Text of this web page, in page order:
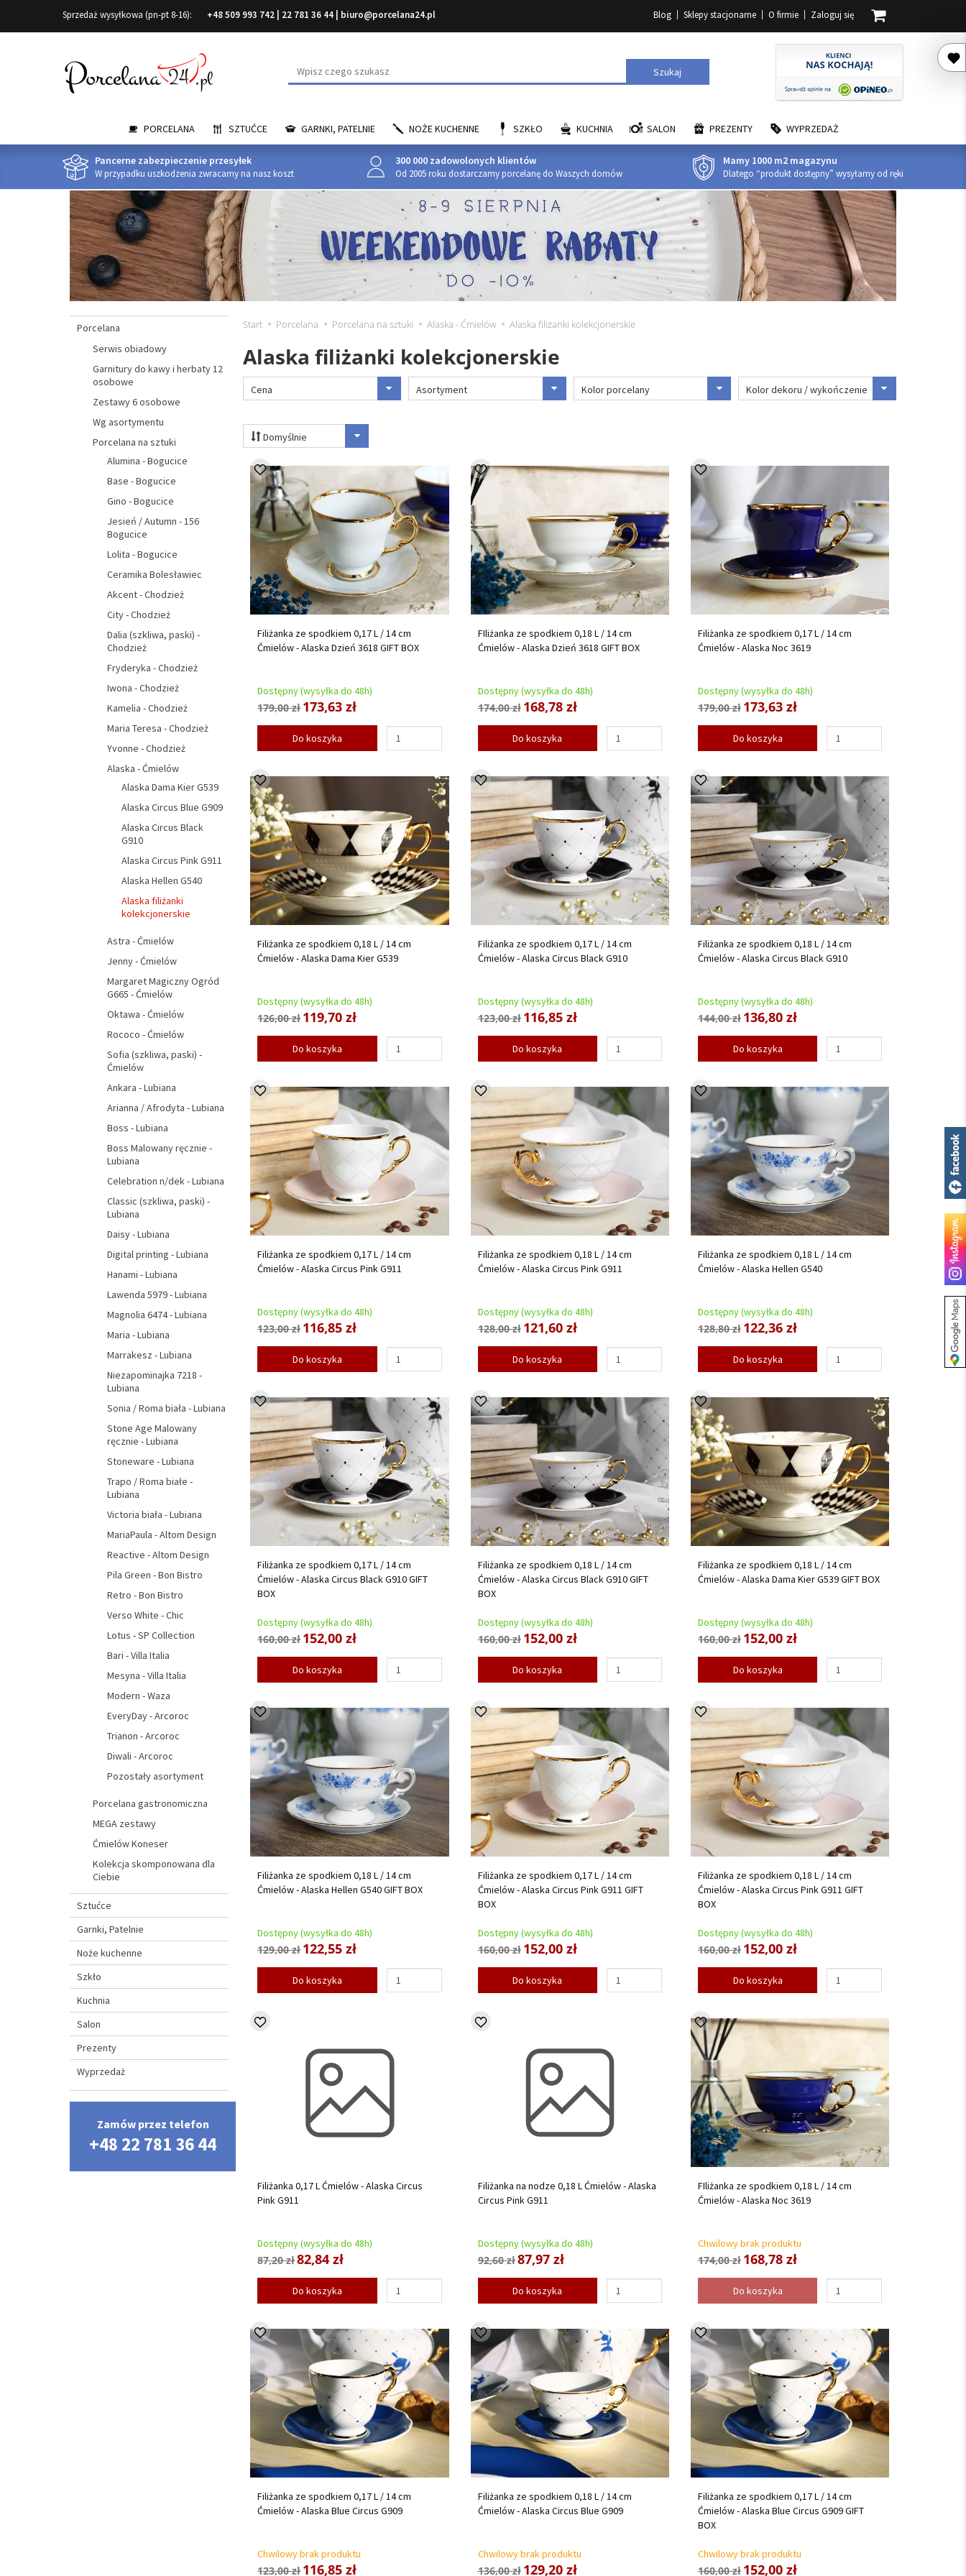
Sprzedaż wysyłkowa (pn-pt 8-16): +48 509 993 742 22 781 36 44 biuro@porcelana24.pl Blog Sklepy stacjonarne O firmie Zaloguj się
Wyszukaj Szukaj
PORCELANA SZTUĆCE GARNKI, PATELNIE NOŻE KUCHENNE SZKŁO KUCHNIA SALON PREZENTY WYPRZEDAŻ
Pancerne zabezpieczenie przesyłek
W przypadku uszkodzenia zwracamy na nasz koszt
300 000 zadowolonych klientów
Od 2005 roku dostarczamy porcelanę do Waszych domów
Mamy 1000 m2 magazynu
Dlatego “produkt dostępny” wysyłamy od ręki
Start Porcelana Porcelana na sztuki Alaska - Ćmielów Alaska filiżanki kolekcjonerskie
Alaska filiżanki kolekcjonerskie
Cena Asortyment Kolor porcelany Kolor dekoru / wykończenie
Domyślnie
Filiżanka ze spodkiem 0,17 L / 14 cm
Ćmielów - Alaska Dzień 3618 GIFT BOX
Dostępny (wysyłka do 48h)
179,00 zł173,63 zł
Do koszyka
FIliżanka ze spodkiem 0,18 L / 14 cm
Ćmielów - Alaska Dzień 3618 GIFT BOX
Dostępny (wysyłka do 48h)
174,00 zł 168,78 zł
Do koszyka
Filiżanka ze spodkiem 0,17 L / 14 cm
Ćmielów - Alaska Noc 3619
Dostępny (wysyłka do 48h)
179,00 zł 173,63 zł
Do koszyka
Filiżanka ze spodkiem 0,18 L / 14 cm
Ćmielów - Alaska Dama Kier G539
Dostępny (wysyłka do 48h)
126,00 zł119,70 zł
Do koszyka
Filiżanka ze spodkiem 0,17 L / 14 cm
Ćmielów - Alaska Circus Black G910
Dostępny (wysyłka do 48h)
123,00 zł 116,85 zł
Do koszyka
Filiżanka ze spodkiem 0,18 L / 14 cm
Ćmielów - Alaska Circus Black G910
Dostępny (wysyłka do 48h)
144,00 zł 136,80 zł
Do koszyka
Filiżanka ze spodkiem 0,17 L / 14 cm
Ćmielów - Alaska Circus Pink G911
Dostępny (wysyłka do 48h)
123,00 zł116,85 zł
Do koszyka
Filiżanka ze spodkiem 0,18 L / 14 cm
Ćmielów - Alaska Circus Pink G911
Dostępny (wysyłka do 48h)
128,00 zł 121,60 zł
Do koszyka
Filiżanka ze spodkiem 0,18 L / 14 cm
Ćmielów - Alaska Hellen G540
Dostępny (wysyłka do 48h)
128,80 zł 122,36 zł
Do koszyka
Filiżanka ze spodkiem 0,17 L / 14 cm
Ćmielów - Alaska Circus Black G910 GIFT
BOX
Dostępny (wysyłka do 48h)
160,00 zł152,00 zł
Do koszyka
Filiżanka ze spodkiem 0,18 L / 14 cm
Ćmielów - Alaska Circus Black G910 GIFT
BOX
Dostępny (wysyłka do 48h)
160,00 zł 152,00 zł
Do koszyka
Filiżanka ze spodkiem 0,18 L / 14 cm
Ćmielów - Alaska Dama Kier G539 GIFT BOX
Dostępny (wysyłka do 48h)
160,00 zł 152,00 zł
Do koszyka
Filiżanka ze spodkiem 0,18 L / 14 cm
Ćmielów - Alaska Hellen G540 GIFT BOX
Dostępny (wysyłka do 48h)
129,00 zł122,55 zł
Do koszyka
Filiżanka ze spodkiem 0,17 L / 14 cm
Ćmielów - Alaska Circus Pink G911 GIFT
BOX
Dostępny (wysyłka do 48h)
160,00 zł 152,00 zł
Do koszyka
Filiżanka ze spodkiem 0,18 L / 14 cm
Ćmielów - Alaska Circus Pink G911 GIFT
BOX
Dostępny (wysyłka do 48h)
160,00 zł 152,00 zł
Do koszyka
Filiżanka 0,17 L Ćmielów - Alaska Circus
Pink G911
Dostępny (wysyłka do 48h)
87,20 zł82,84 zł
Do koszyka
Filiżanka na nodze 0,18 L Ćmielów - Alaska
Circus Pink G911
Dostępny (wysyłka do 48h)
92,60 zł87,97 zł
Do koszyka
FIliżanka ze spodkiem 0,18 L / 14 cm
Ćmielów - Alaska Noc 3619
Chwilowy brak produktu
174,00 zł 168,78 zł
Do koszyka
Filiżanka ze spodkiem 0,17 L / 14 cm
Ćmielów - Alaska Blue Circus G909
Chwilowy brak produktu
123,00 zł116,85 zł
Filiżanka ze spodkiem 0,18 L / 14 cm
Ćmielów - Alaska Circus Blue G909
Chwilowy brak produktu
136,00 zł 129,20 zł
Filiżanka ze spodkiem 0,17 L / 14 cm
Ćmielów - Alaska Blue Circus G909 GIFT
BOX
Chwilowy brak produktu
160,00 zł 152,00 zł
Porcelana
Serwis obiadowy
Garnitury do kawy i herbaty 12
osobowe
Zestawy 6 osobowe
Wg asortymentu
Porcelana na sztuki
Alumina - Bogucice
Base - Bogucice
Gino - Bogucice
Jesień / Autumn - 156
Bogucice
Lolita - Bogucice
Ceramika Bolesławiec
Akcent - Chodzież
City - Chodzież
Dalia (szkliwa, paski) -
Chodzież
Fryderyka - Chodzież
Iwona - Chodzież
Kamelia - Chodzież
Maria Teresa - Chodzież
Yvonne - Chodzież
Alaska - Ćmielów
Alaska Dama Kier G539
Alaska Circus Blue G909
Alaska Circus Black
G910
Alaska Circus Pink G911
Alaska Hellen G540
Alaska filiżanki
kolekcjonerskie
Astra - Ćmielów
Jenny - Ćmielów
Margaret Magiczny Ogród
G665 - Ćmielów
Oktawa - Ćmielów
Rococo - Ćmielów
Sofia (szkliwa, paski) -
Ćmielów
Ankara - Lubiana
Arianna / Afrodyta - Lubiana
Boss - Lubiana
Boss Malowany ręcznie -
Lubiana
Celebration n/dek - Lubiana
Classic (szkliwa, paski) -
Lubiana
Daisy - Lubiana
Digital printing - Lubiana
Hanami - Lubiana
Lawenda 5979 - Lubiana
Magnolia 6474 - Lubiana
Maria - Lubiana
Marrakesz - Lubiana
Niezapominajka 7218 -
Lubiana
Sonia / Roma biała - Lubiana
Stone Age Malowany
ręcznie - Lubiana
Stoneware - Lubiana
Trapo / Roma białe -
Lubiana
Victoria biała - Lubiana
MariaPaula - Altom Design
Reactive - Altom Design
Pila Green - Bon Bistro
Retro - Bon Bistro
Verso White - Chic
Lotus - SP Collection
Bari - Villa Italia
Mesyna - Villa Italia
Modern - Waza
EveryDay - Arcoroc
Trianon - Arcoroc
Diwali - Arcoroc
Pozostały asortyment
Porcelana gastronomiczna
MEGA zestawy
Ćmielów Koneser
Kolekcja skomponowana dla
Ciebie
Sztućce
Garnki, Patelnie
Noże kuchenne
Szkło
Kuchnia
Salon
Prezenty
Wyprzedaż
Zamów przez telefon
+48 22 781 36 44